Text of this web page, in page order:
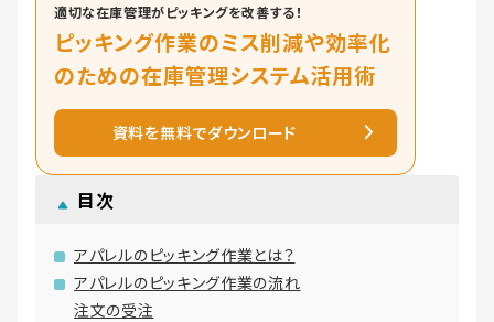
適切な在庫管理がピッキングを改善する！
ピッキング作業のミス削減や効率化
のための在庫管理システム活用術
資料を無料でダウンロード
目次
アパレルのピッキング作業とは？
アパレルのピッキング作業の流れ
注文の受注